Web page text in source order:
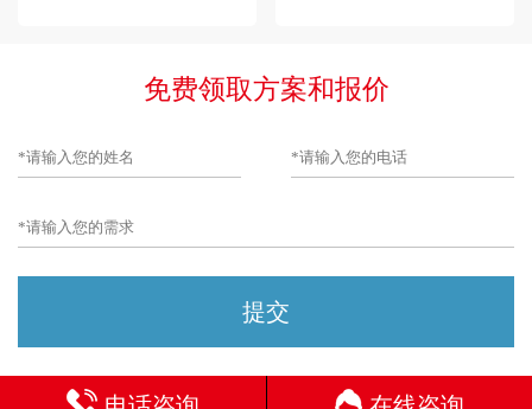
免费领取方案和报价